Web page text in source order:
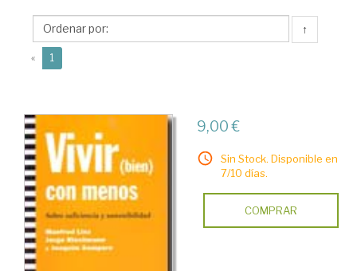
↑
« 1
9,00 €
Sin Stock. Disponible en
7/10 días.
COMPRAR